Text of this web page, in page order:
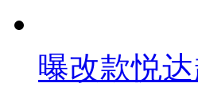
曝改款悦